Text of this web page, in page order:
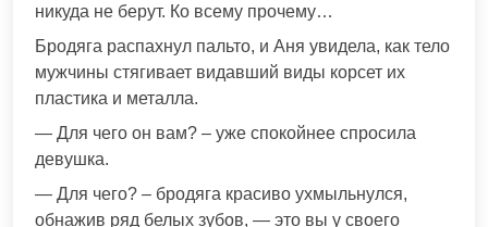
никуда не берут. Ко всему прочему…
Бродяга распахнул пальто, и Аня увидела, как тело
мужчины стягивает видавший виды корсет их
пластика и металла.
— Для чего он вам? – уже спокойнее спросила
девушка.
— Для чего? – бродяга красиво ухмыльнулся,
обнажив ряд белых зубов, — это вы у своего